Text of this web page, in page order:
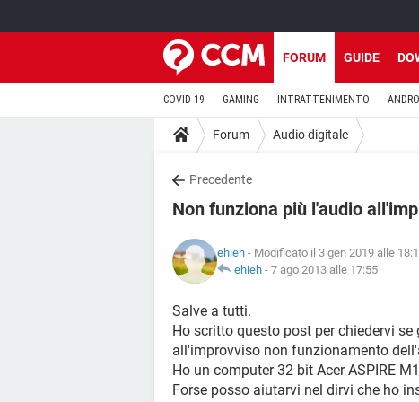
FORUM GUIDE
COVID-19 GAMING INTRATTENIMENTO
Forum Audio digitale
Precedente
Non funziona più l'audio
ehieh - Modificato il 3 gen 2019 alle
ehieh - 7 ago 2013 alle 17:55
Salve a tutti.
Ho scritto questo post per chiedervi
all'improvviso non funzionamento
Ho un computer 32 bit Acer ASPIRE
Forse posso aiutarvi nel dirvi che ho